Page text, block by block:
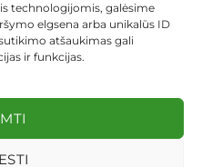
technologijomis, galėsime
elgsena arba unikalūs ID
atšaukimas gali
ir funkcijas.
PRIVATUMO POLITIKA
2026 ©dekosodas.lt